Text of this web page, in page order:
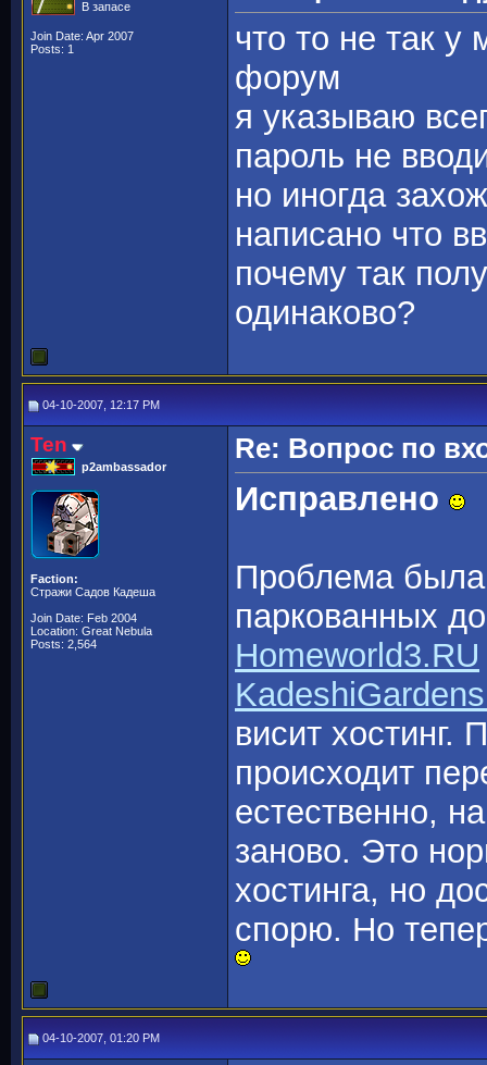
В запасе
Join Date: Apr 2007
Posts: 1
что то не так у
форум
я указываю
пароль не
но иногда
написано что
почему так
одинаково?
04-10-2007, 12:17 PM
Ten
p2ambassador
Faction:
Стражи Садов Кадеша
Join Date: Feb 2004
Location: Great Nebula
Posts: 2,564
Re: Вопрос по
Исправлено
Проблема
паркованных
Homeworld3.RU
висит хостинг.
происходит
естественно,
заново. Это
хостинга, но
спорю. Но
04-10-2007, 01:20 PM